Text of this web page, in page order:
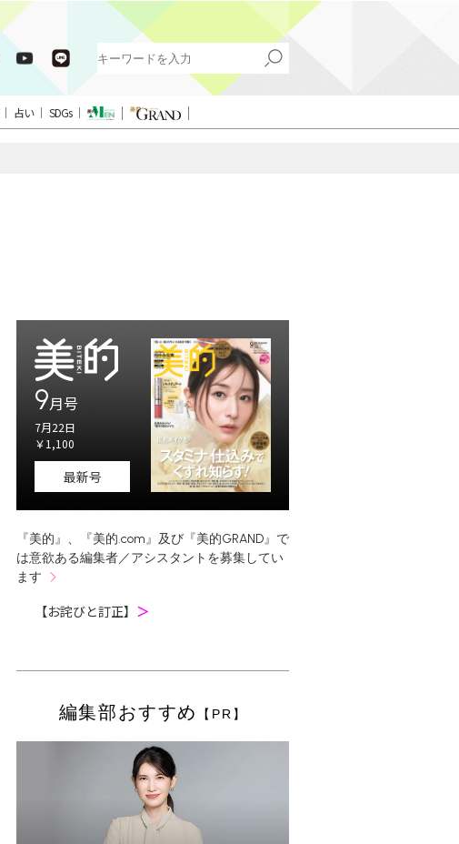
占い SDGs
9月号
7月22日
￥1,100
最新号
『美的』、『美的.com』及び『美的GRAND』で
は意欲ある編集者／アシスタントを募集してい
ます
【お詫びと訂正】 ＞
編集部おすすめ 【PR】